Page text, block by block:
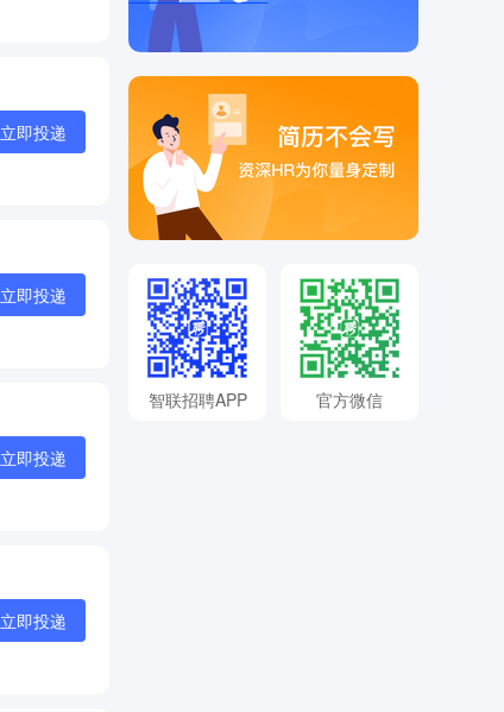
立即投递
立即投递
立即投递
立即投递
智联招聘APP 官方微信